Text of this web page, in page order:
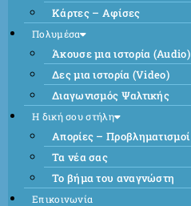
Κάρτες – Αφίσες
Πολυμέσα
Άκουσε μια ιστορία (Audio)
Δες μια ιστορία (Video)
Διαγωνισμός Ψαλτικής
Η δική σου στήλη
Απορίες – Προβληματισμοί
Τα νέα σας
Το βήμα του αναγνώστη
Επικοινωνία